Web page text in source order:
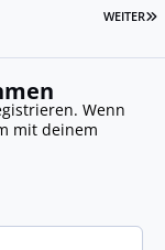
WEITER
Wenn
mit deinem